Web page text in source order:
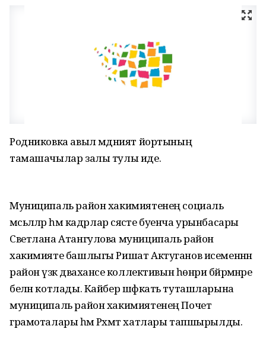
Родниковка авыл мәдәният йортының
тамашачылар залы тулы иде.
Муниципаль район хакимиятенең социаль
мәсьәләләр һәм кадрлар сәясәте буенча урынбасары
Светлана Атангулова муниципаль район
хакимияте башлыгы Ришат Актуганов исеменнән
район үзәк дәваханәсе коллективын һөнәри бәйрәмнәре
белән котлады. Кайбер шәфкать туташларына
муниципаль район хакимиятенең Почет
грамоталары һәм Рәхмәт хатлары тапшырылды.